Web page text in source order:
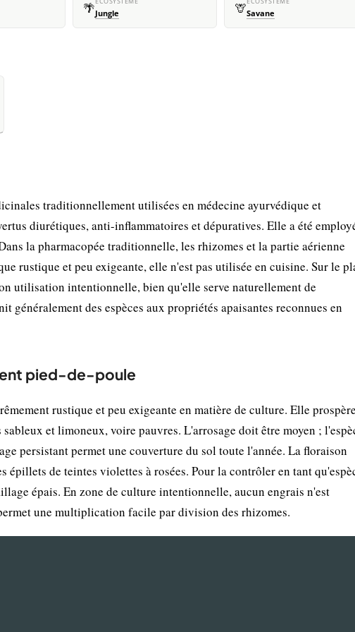
🌴Jungle 🦒Savane
traditionnellement utilisées en médecine ayurvédique et
diurétiques, anti-inflammatoires et dépuratives. Elle a été
la pharmacopée traditionnelle, les rhizomes et la partie aérienne
rustique et peu exigeante, elle n'est pas utilisée en cuisine. Sur le
utilisation intentionnelle, bien qu'elle serve naturellement de
généralement des espèces aux propriétés apaisantes reconnues en
pied-de-poule
rustique et peu exigeante en matière de culture. Elle prospère
et limoneux, voire pauvres. L'arrosage doit être moyen ;
persistant permet une couverture du sol toute l'année. La floraison
de teintes violettes à rosées. Pour la contrôler en tant
épais. En zone de culture intentionnelle, aucun engrais n'est
une multiplication facile par division des rhizomes.